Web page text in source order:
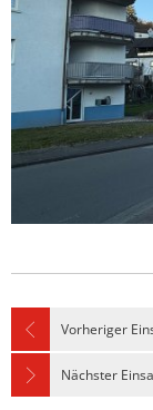
Vorheriger
Nächster